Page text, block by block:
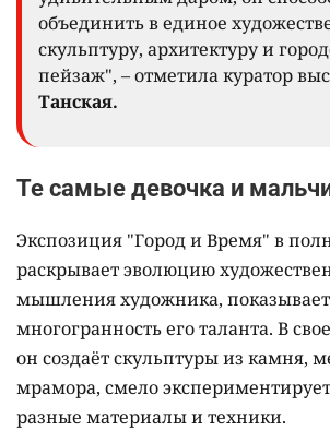
объединить в единое
скульптуру, архитектуру и
пейзаж", – отметила куратор
Танская.
Те самые девочка и
Экспозиция "Город и Время" в
раскрывает эволюцию
мышления художника, показывает
многогранность его таланта. В
он создаёт скульптуры из камня,
мрамора, смело
разные материалы и техники.